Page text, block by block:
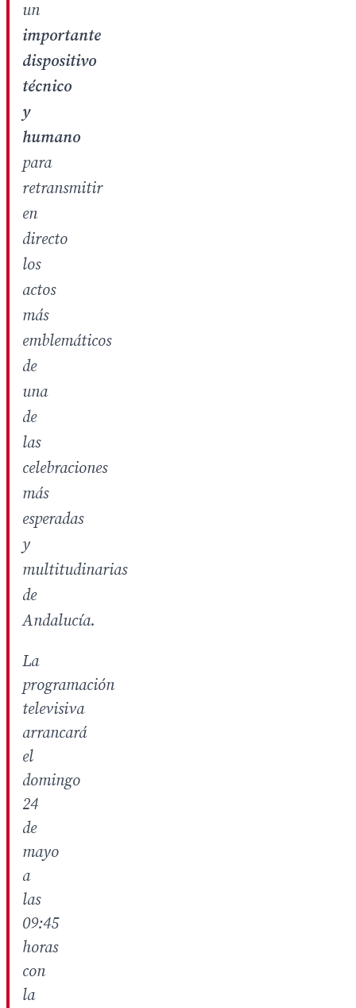
un
importante
dispositivo
técnico
y
humano
para
retransmitir
en
directo
los
actos
más
emblemáticos
de
una
de
las
celebraciones
más
esperadas
y
multitudinarias
de
Andalucía.
La
programación
televisiva
arrancará
el
domingo
24
de
mayo
a
las
09:45
horas
con
la